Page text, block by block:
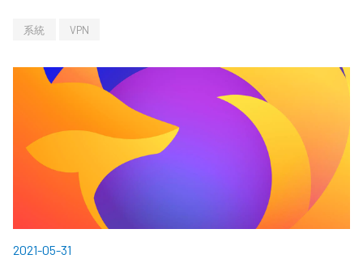
系統 VPN
2021-05-31